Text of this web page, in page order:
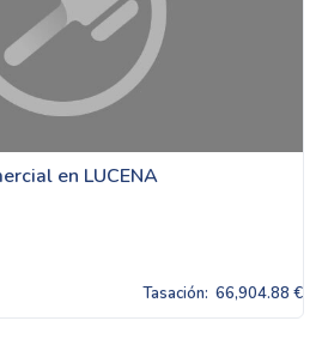
en LUCENA
Tasación: 66,904.88 €